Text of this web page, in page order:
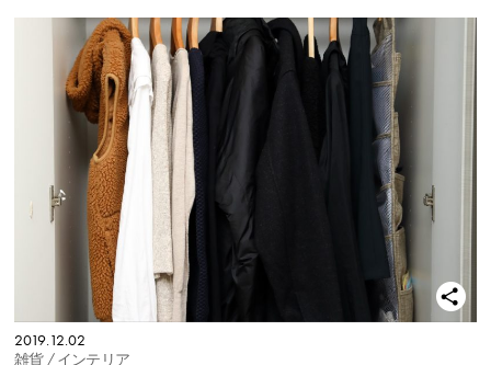
2019.12.02
雑貨/ インテリア